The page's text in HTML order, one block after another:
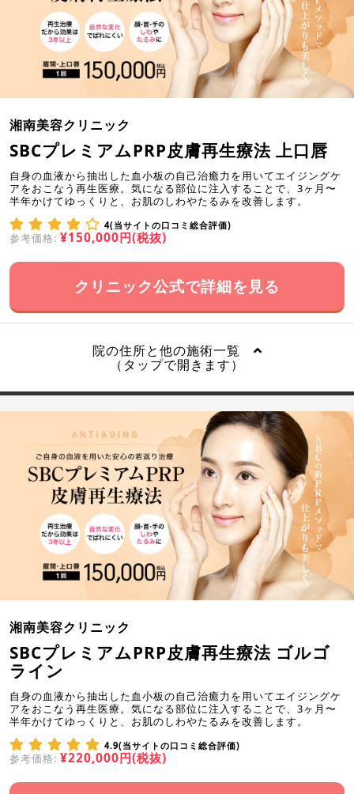
湘南美容クリニック
SBCプレミアムPRP皮膚再生療法 上口唇
自身の血液から抽出した血小板の自己治癒力を用いてエイジングケ
アをおこなう再生医療。気になる部位に注入することで、3ヶ月〜
半年かけてゆっくりと、お肌のしわやたるみを改善します。
4(当サイトの口コミ総合評価)
参考価格: ¥150,000円(税抜)
クリニック公式で詳細を見る
院の住所と他の施術一覧
（タップで開きます）
湘南美容クリニック
SBCプレミアムPRP皮膚再生療法 ゴルゴ
ライン
自身の血液から抽出した血小板の自己治癒力を用いてエイジングケ
アをおこなう再生医療。気になる部位に注入することで、3ヶ月〜
半年かけてゆっくりと、お肌のしわやたるみを改善します。
4.9(当サイトの口コミ総合評価)
参考価格: ¥220,000円(税抜)